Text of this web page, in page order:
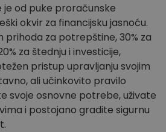
od puke proračunske
okvir za financijsku jasnoću.
prihoda za potrepštine, 30% za
za štednju i investicije,
pristup upravljanju svojim
ali učinkovito pravilo
svoje osnovne potrebe, uživate
i postojano gradite sigurnu